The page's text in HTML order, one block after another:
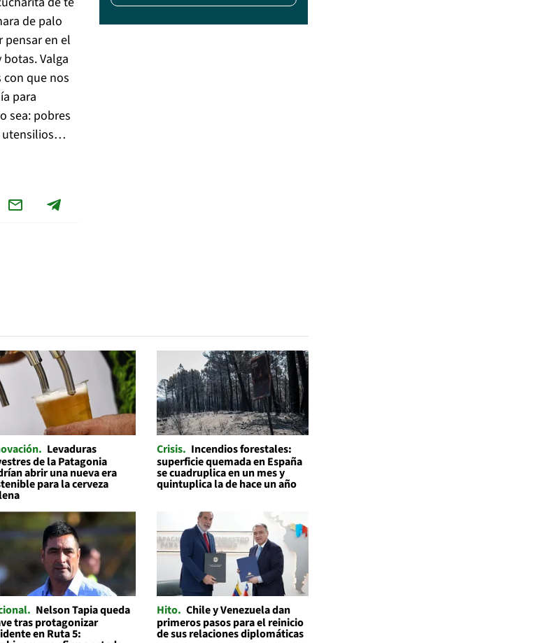
de palo
pensar en el
Valga
que nos
para
sea: pobres
utensilios…
Levaduras
de la Patagonia
abrir una nueva era
para la cerveza
Crisis Incendios forestales:
superficie quemada en España
se cuadruplica en un mes y
quintuplica la de hace un año
Nelson Tapia queda
tras protagonizar
en Ruta 5:
Hito Chile y Venezuela dan
primeros pasos para el reinicio
de sus relaciones diplomáticas